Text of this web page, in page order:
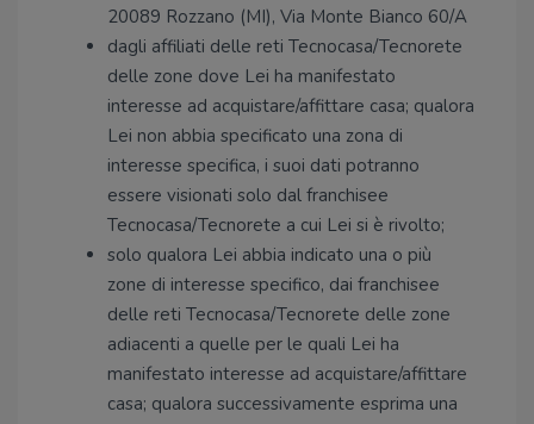
20089 Rozzano (MI), Via Monte Bianco 60/A
dagli affiliati delle reti Tecnocasa/Tecnorete
delle zone dove Lei ha manifestato
interesse ad acquistare/affittare casa; qualora
Lei non abbia specificato una zona di
interesse specifica, i suoi dati potranno
essere visionati solo dal franchisee
Tecnocasa/Tecnorete a cui Lei si è rivolto;
solo qualora Lei abbia indicato una o più
zone di interesse specifico, dai franchisee
delle reti Tecnocasa/Tecnorete delle zone
adiacenti a quelle per le quali Lei ha
manifestato interesse ad acquistare/affittare
casa; qualora successivamente esprima una